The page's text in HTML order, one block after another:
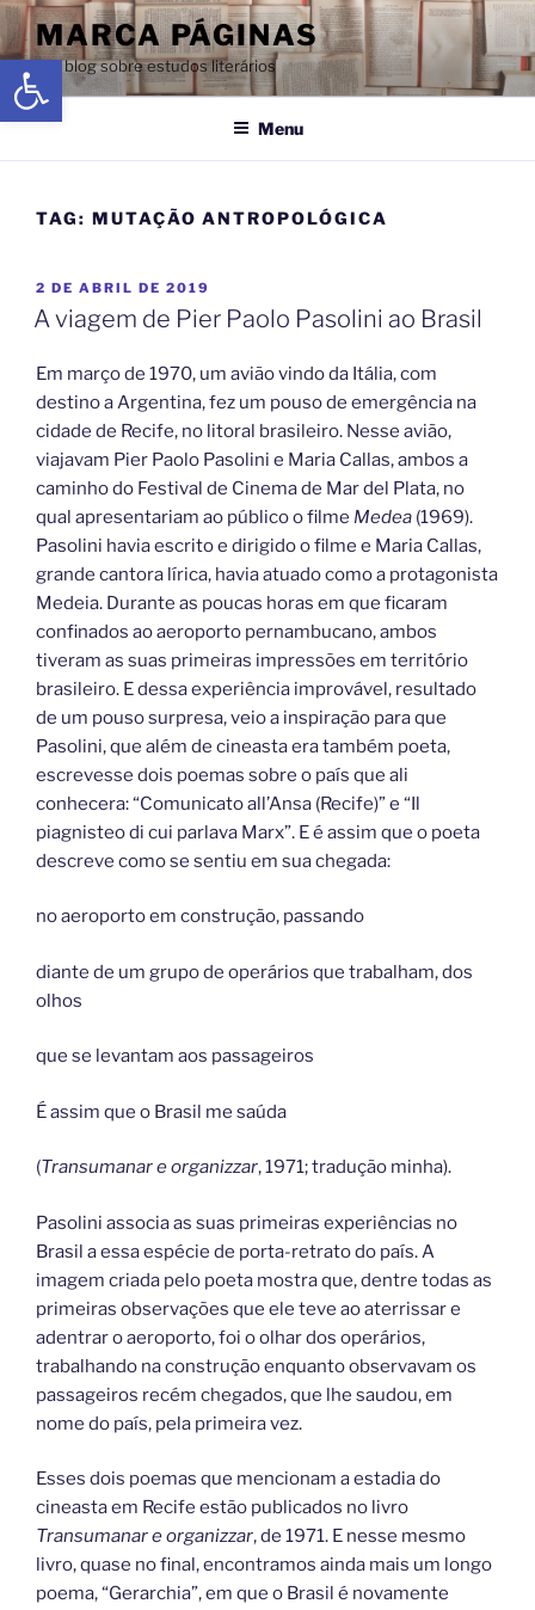
Abrir a barra de ferramentas
MARCA PÁGINAS
Um blog sobre estudos literários
Menu
TAG: MUTAÇÃO ANTROPOLÓGICA
2 DE ABRIL DE 2019
A viagem de Pier Paolo Pasolini ao Brasil
Em março de 1970, um avião vindo da Itália, com
destino a Argentina, fez um pouso de emergência na
cidade de Recife, no litoral brasileiro. Nesse avião,
viajavam Pier Paolo Pasolini e Maria Callas, ambos a
caminho do Festival de Cinema de Mar del Plata, no
qual apresentariam ao público o filme Medea (1969).
Pasolini havia escrito e dirigido o filme e Maria Callas,
grande cantora lírica, havia atuado como a protagonista
Medeia. Durante as poucas horas em que ficaram
confinados ao aeroporto pernambucano, ambos
tiveram as suas primeiras impressões em território
brasileiro. E dessa experiência improvável, resultado
de um pouso surpresa, veio a inspiração para que
Pasolini, que além de cineasta era também poeta,
escrevesse dois poemas sobre o país que ali
conhecera: “Comunicato all’Ansa (Recife)” e “Il
piagnisteo di cui parlava Marx”. E é assim que o poeta
descreve como se sentiu em sua chegada:
no aeroporto em construção, passando
diante de um grupo de operários que trabalham, dos
olhos
que se levantam aos passageiros
É assim que o Brasil me saúda
(Transumanar e organizzar, 1971; tradução minha).
Pasolini associa as suas primeiras experiências no
Brasil a essa espécie de porta-retrato do país. A
imagem criada pelo poeta mostra que, dentre todas as
primeiras observações que ele teve ao aterrissar e
adentrar o aeroporto, foi o olhar dos operários,
trabalhando na construção enquanto observavam os
passageiros recém chegados, que lhe saudou, em
nome do país, pela primeira vez.
Esses dois poemas que mencionam a estadia do
cineasta em Recife estão publicados no livro
Transumanar e organizzar, de 1971. E nesse mesmo
livro, quase no final, encontramos ainda mais um longo
poema, “Gerarchia”, em que o Brasil é novamente